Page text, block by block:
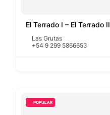
El Terrado I – El Terrado II
Las Grutas
+54 9 299 5866653
POPULAR